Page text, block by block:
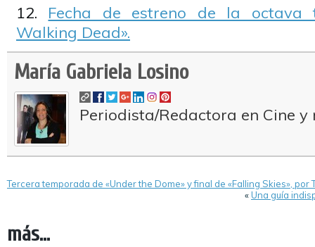
Fecha de estreno de la octava
Walking Dead».
María Gabriela Losino
Periodista/Redactora en Cine y
Tercera temporada de «Under the Dome» y final de «Falling Skies», por
«Una guía
más...